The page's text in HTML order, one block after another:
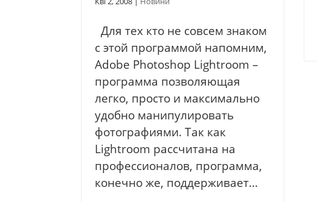
Для тех кто не совсем знаком
с этой программой напомним,
Adobe Photoshop Lightroom –
программа позволяющая
легко, просто и максимально
удобно манипулировать
фотографиями. Так как
Lightroom рассчитана на
профессионалов, программа,
конечно же, поддерживает...